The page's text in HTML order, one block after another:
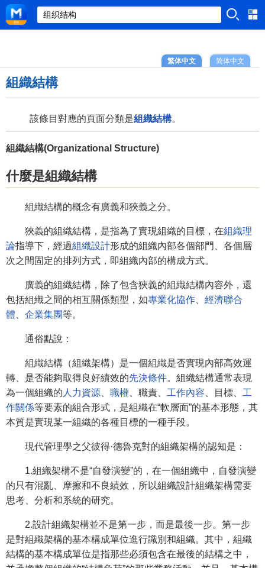
简体中文
繁体中文
組織結構
該條目對應的頁面分類是組織結構。
組織結構(Organizational Structure)
什麼是組織結構
組織結構的概念有廣義和狹義之分。
狹義的組織結構，是指為了實現組織的目標，在組織理
論指導下，經過組織設計形成的組織內部各個部門、各個層
次之間固定的排列方式，即組織內部的構成方式。
廣義的組織結構，除了包含狹義的組織結構內容外，還
包括組織之間的相互關係類型，如專業化協作
經濟聯合
體
企業集團等。
通俗點說：
組織結構（組織架構）是一個組織是否實現內部高效運
轉、是否能夠取得良好績效的先決條件。組織結構通常表現
為一個組織的 人力資源 職權 、職責、 工作內容 、目標、 工
作關係等要素的組合形式，是組織在“軟層面”的基本形態，其
本質是實現某一組織的各種目標的一種手段。
現代管理學之父彼得·德魯克對的組織架構的認知是：
1.組織架構不是“自發演變”的，在一個組織中，自發演變
的只有混亂、摩擦和不良績效，所以組織設計組織架構需要
思考、分析和系統的研究。
2.設計組織架構並不是第一步，而是最後一步。第一步
是對組織架構的基本構成單位進行識別和組織。其中，組織
結構的基本構成單位是指那些必須包含在最後的結構之中，